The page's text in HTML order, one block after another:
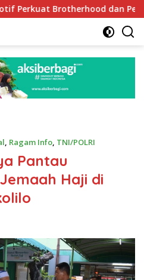
dan Persatuan
, Ragam Info, TNI/POLRI
Pantau
Haji di